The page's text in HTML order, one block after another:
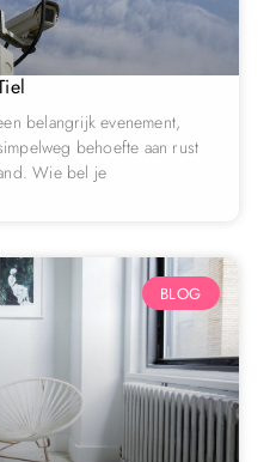
belangrijk evenement,
behoefte aan rust
Wie bel je
BLOG